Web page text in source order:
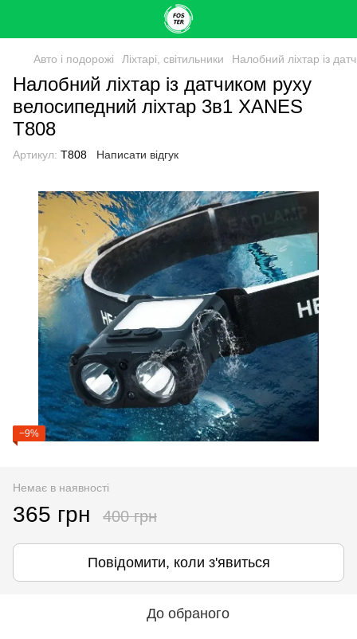
Авто і подорожі Ліхтарі, світильники Налобний ліхтар із
Налобний ліхтар із датчиком руху
велосипедний ліхтар 3в1 XANES
T808
Артикул: T808 Написати відгук
−9%
Немає в наявності
365 грн 400 грн
Повідомити, коли з'явиться
До обраного